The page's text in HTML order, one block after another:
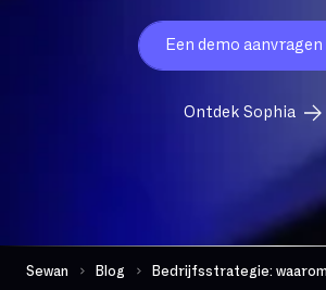
Een demo aanvragen
Ontdek Sophia
Sewan Blog